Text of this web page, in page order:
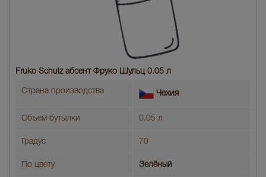
Fruko Schulz абсент Фруко Шульц 0.05 л
Страна производства Чехия
Объем бутылки 0.05 л
Градус 70
По цвету Зелёный